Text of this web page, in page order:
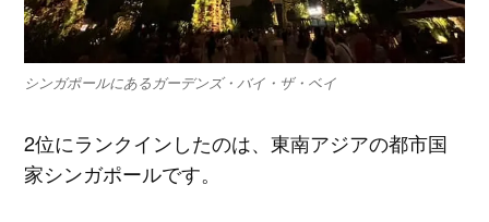
シンガポールにあるガーデンズ・バイ・ザ・ベイ
2位にランクインしたのは、東南アジアの都市国
家シンガポールです。